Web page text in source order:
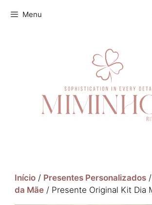
Menu
Início / Presentes Personalizados /
da Mãe / Presente Original Kit Dia